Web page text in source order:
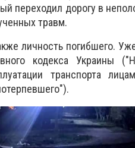
переходил дорогу в
травм.
личность погибшего.
кодекса Украины
транспорта